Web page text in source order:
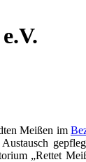
Meißen im
„Rettet